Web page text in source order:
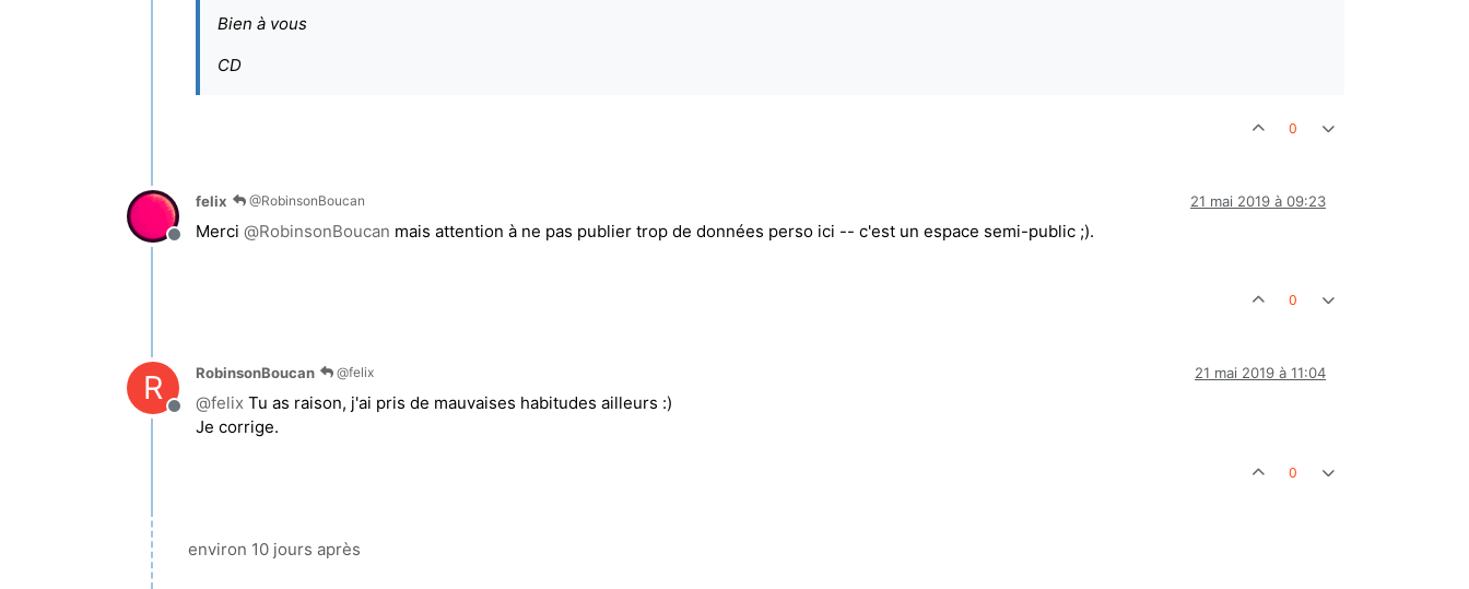
Bien à vous
CD
0
Hors-ligne
felix @RobinsonBoucan 21 mai 2019 à 09:23
Merci @RobinsonBoucan mais attention à ne pas publier trop de données perso ici -- c'est un espace semi-public ;).
0
R
Hors-ligne
RobinsonBoucan @felix 21 mai 2019 à 11:04
@felix Tu as raison, j'ai pris de mauvaises habitudes ailleurs :)
Je corrige.
0
environ 10 jours après